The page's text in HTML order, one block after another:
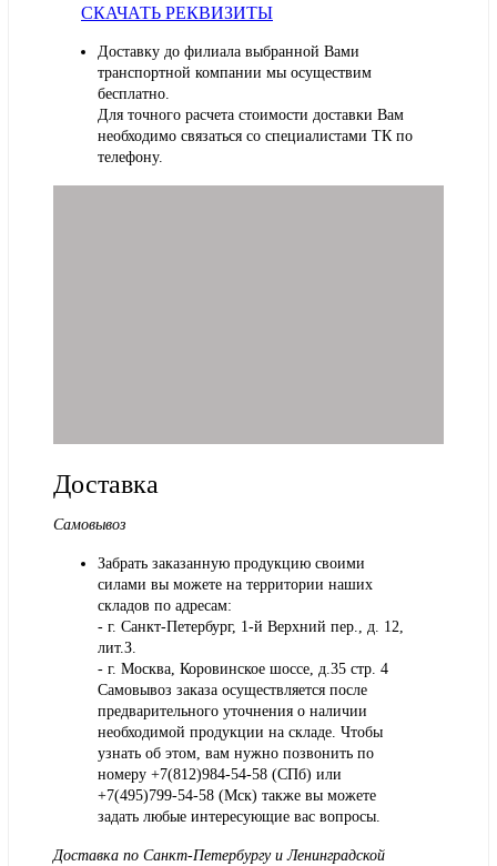
СКАЧАТЬ РЕКВИЗИТЫ
Доставку до филиала выбранной Вами
транспортной компании мы осуществим
бесплатно.
Для точного расчета стоимости доставки Вам
необходимо связаться со специалистами ТК по
телефону.
Доставка
Самовывоз
Забрать заказанную продукцию своими
силами вы можете на территории наших
складов по адресам:
- г. Санкт-Петербург, 1-й Верхний пер., д. 12,
лит.З.
- г. Москва, Коровинское шоссе, д.35 стр. 4
Самовывоз заказа осуществляется после
предварительного уточнения о наличии
необходимой продукции на складе. Чтобы
узнать об этом, вам нужно позвонить по
номеру +7(812)984-54-58 (СПб) или
+7(495)799-54-58 (Мск) также вы можете
задать любые интересующие вас вопросы.
Доставка по Санкт-Петербургу и Ленинградской